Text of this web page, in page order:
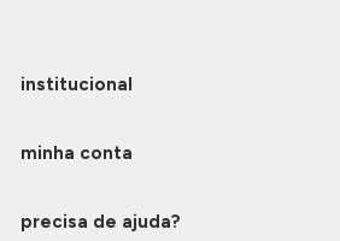
institucional
minha conta
precisa de ajuda?